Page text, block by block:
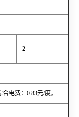
2
电费：0.83元/度。